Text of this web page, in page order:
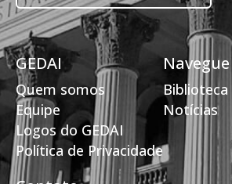
GEDAI
Quem somos
Equipe
Logos do GEDAI
Política de Privacidade
Navegue
Biblioteca
Notícias